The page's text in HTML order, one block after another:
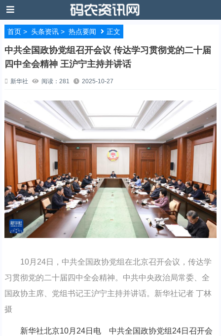
首页> 头条资讯> 热点要闻 正文
中共全国政协党组召开会议 传达学习贯彻党的二十届
四中全会精神 王沪宁主持并讲话
新华社 阅读：281 2025-10-27
10月24日，中共全国政协党组在北京召开会议，传达学
习贯彻党的二十届四中全会精神。中共中央政治局常委、全
国政协主席、党组书记王沪宁主持并讲话。新华社记者 丁林
摄
新华社北京10月24日电 中共全国政协党组24日召开会